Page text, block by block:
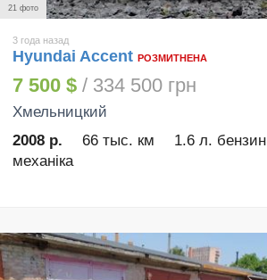
21 фото
3 года назад
Hyundai Accent РОЗМИТНЕНА
7 500 $ / 334 500 грн
Хмельницкий
2008 р.
66 тыс. км 1.6 л. бензин
механіка